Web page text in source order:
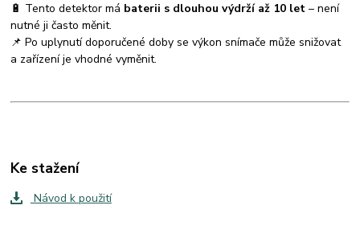
🔋 Tento detektor má baterii s dlouhou výdrží až 10 let – není
nutné ji často měnit.
📌 Po uplynutí doporučené doby se výkon snímače může snižovat
a zařízení je vhodné vyměnit.
Ke stažení
Návod k použití